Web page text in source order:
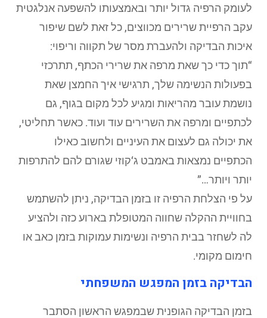
לעומק הרפיה גדול יותר ובאמצעותו להשפעה אנלגטית
עקב הרפיית שרירים מכווצים, כל זאת לשם שיפור
איכות הבדיקה ולהעברת מסר של תקווה וריפוי:
“תוך כדי כך שאת מרפה את שרירי הכתף, תתרכזי
בפעולות הנשימה שלך, תרגישי איך החמצן שאת
נושמת עובר מהריאות ומגיע לכל מקום בגוף, גם
לכתפיים ומרפה את השרירים עוד ועוד. כאשר תחליטי,
את יכולה גם לעצום את העיניים ולחשוב כאילו
הכתפיים נמצאות באמבט ג‘קוזי שגורם להם להתרפות
יותר ויותר…”
על פי הצלחת הרפיה זו בזמן הבדיקה, ניתן להשתמש
בחוויית ההקלה שחווה המטופלת בארוע כזה ולהציע
לה לשחזר בבית הרפיה ונשימות עמוקות בזמן כאב או
חימום מקומי.
הבדיקה בזמן המפגש המשפחתי
בזמן הבדיקה הגופנית שבמפגש הראשון הסתבר